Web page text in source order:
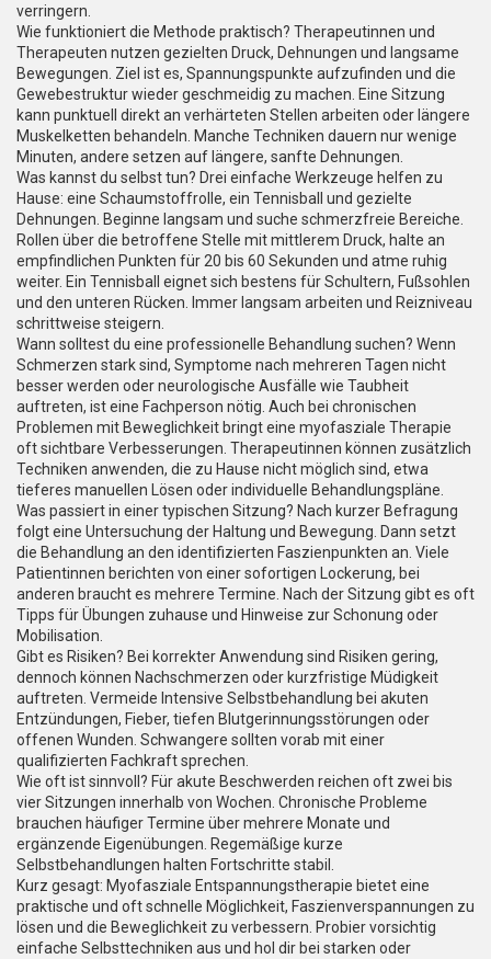
verringern.
Wie funktioniert die Methode praktisch? Therapeutinnen und
Therapeuten nutzen gezielten Druck, Dehnungen und langsame
Bewegungen. Ziel ist es, Spannungspunkte aufzufinden und die
Gewebestruktur wieder geschmeidig zu machen. Eine Sitzung
kann punktuell direkt an verhärteten Stellen arbeiten oder längere
Muskelketten behandeln. Manche Techniken dauern nur wenige
Minuten, andere setzen auf längere, sanfte Dehnungen.
Was kannst du selbst tun? Drei einfache Werkzeuge helfen zu
Hause: eine Schaumstoffrolle, ein Tennisball und gezielte
Dehnungen. Beginne langsam und suche schmerzfreie Bereiche.
Rollen über die betroffene Stelle mit mittlerem Druck, halte an
empfindlichen Punkten für 20 bis 60 Sekunden und atme ruhig
weiter. Ein Tennisball eignet sich bestens für Schultern, Fußsohlen
und den unteren Rücken. Immer langsam arbeiten und Reizniveau
schrittweise steigern.
Wann solltest du eine professionelle Behandlung suchen? Wenn
Schmerzen stark sind, Symptome nach mehreren Tagen nicht
besser werden oder neurologische Ausfälle wie Taubheit
auftreten, ist eine Fachperson nötig. Auch bei chronischen
Problemen mit Beweglichkeit bringt eine myofasziale Therapie
oft sichtbare Verbesserungen. Therapeutinnen können zusätzlich
Techniken anwenden, die zu Hause nicht möglich sind, etwa
tieferes manuellen Lösen oder individuelle Behandlungspläne.
Was passiert in einer typischen Sitzung? Nach kurzer Befragung
folgt eine Untersuchung der Haltung und Bewegung. Dann setzt
die Behandlung an den identifizierten Faszienpunkten an. Viele
Patientinnen berichten von einer sofortigen Lockerung, bei
anderen braucht es mehrere Termine. Nach der Sitzung gibt es oft
Tipps für Übungen zuhause und Hinweise zur Schonung oder
Mobilisation.
Gibt es Risiken? Bei korrekter Anwendung sind Risiken gering,
dennoch können Nachschmerzen oder kurzfristige Müdigkeit
auftreten. Vermeide Intensive Selbstbehandlung bei akuten
Entzündungen, Fieber, tiefen Blutgerinnungsstörungen oder
offenen Wunden. Schwangere sollten vorab mit einer
qualifizierten Fachkraft sprechen.
Wie oft ist sinnvoll? Für akute Beschwerden reichen oft zwei bis
vier Sitzungen innerhalb von Wochen. Chronische Probleme
brauchen häufiger Termine über mehrere Monate und
ergänzende Eigenübungen. Regemäßige kurze
Selbstbehandlungen halten Fortschritte stabil.
Kurz gesagt: Myofasziale Entspannungstherapie bietet eine
praktische und oft schnelle Möglichkeit, Faszienverspannungen zu
lösen und die Beweglichkeit zu verbessern. Probier vorsichtig
einfache Selbsttechniken aus und hol dir bei starken oder